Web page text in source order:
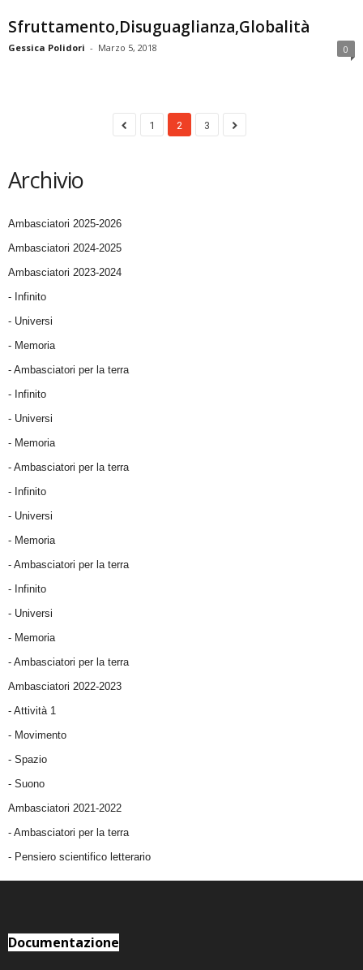
Sfruttamento,Disuguaglianza,Globalità
Gessica Polidori - Marzo 5, 2018 0
1 2 3
Archivio
Ambasciatori 2025-2026
Ambasciatori 2024-2025
Ambasciatori 2023-2024
- Infinito
- Universi
- Memoria
- Ambasciatori per la terra
- Infinito
- Universi
- Memoria
- Ambasciatori per la terra
- Infinito
- Universi
- Memoria
- Ambasciatori per la terra
- Infinito
- Universi
- Memoria
- Ambasciatori per la terra
Ambasciatori 2022-2023
- Attività 1
- Movimento
- Spazio
- Suono
Ambasciatori 2021-2022
- Ambasciatori per la terra
- Pensiero scientifico letterario
Documentazione